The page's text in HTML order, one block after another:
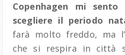
Copenhagen mi
scegliere il periodo
farà molto freddo, ma
che si respira in città